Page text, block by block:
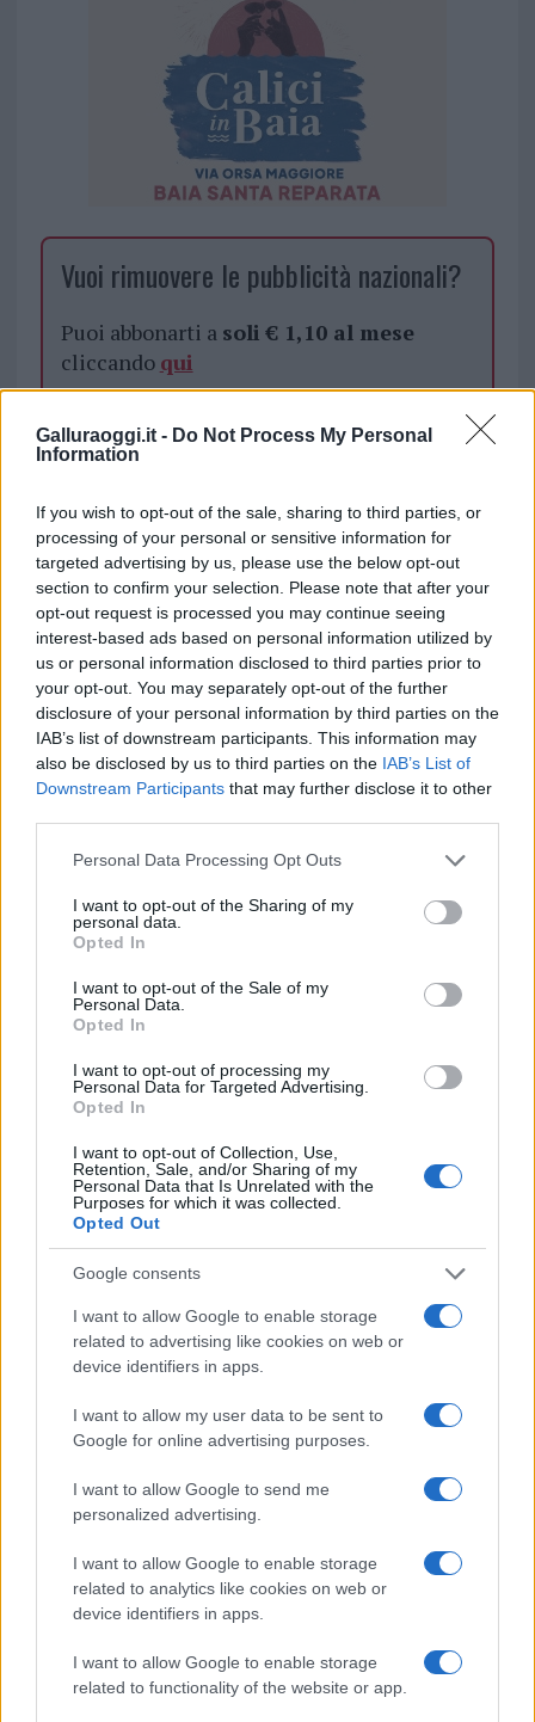
Galluraoggi.it - Do Not Process My Personal
Information
If you wish to opt-out of the sale, sharing to third parties, or
processing of your personal or sensitive information for
targeted advertising by us, please use the below opt-out
section to confirm your selection. Please note that after your
opt-out request is processed you may continue seeing
interest-based ads based on personal information utilized by
us or personal information disclosed to third parties prior to
your opt-out. You may separately opt-out of the further
disclosure of your personal information by third parties on the
IAB’s list of downstream participants. This information may
also be disclosed by us to third parties on the IAB’s List of
Downstream Participants that may further disclose it to other
Please note that this website/app uses one or more Google
not limited to your visit or usage behaviour. You may click to
grant or deny consent to Google and its third-party tags to
use your data for below specified purposes in below Google
consent section.
Personal Data Processing Opt Outs
I want to opt-out of the Sharing of my
personal data.
Opted In
I want to opt-out of the Sale of my
Personal Data.
Opted In
I want to opt-out of processing my
Personal Data for Targeted Advertising.
Opted In
I want to opt-out of Collection, Use,
Retention, Sale, and/or Sharing of my
Personal Data that Is Unrelated with the
Purposes for which it was collected.
Opted Out
Google consents
I want to allow Google to enable storage
related to advertising like cookies on web or
device identifiers in apps.
I want to allow my user data to be sent to
Google for online advertising purposes.
I want to allow Google to send me
personalized advertising.
I want to allow Google to enable storage
related to analytics like cookies on web or
device identifiers in apps.
I want to allow Google to enable storage
related to functionality of the website or app.
Vuoi rimuovere le pubblicità nazionali?
Puoi abbonarti a soli € 1,10 al mese
cliccando qui
Sei già abbonato?
sezioneLogindal menù del sito o
cliccandoqui
TEMI: Mr Rain
Nicoletta Orecchioni
Notizie Arzachena
Notizie in tempo reale?
Entra nel canale telegram di
GalluraOggi.it
Inviaci le tue segnalazioni,
i tuoi video e le tue foto
345 356 7512
daGoogle News
Condividi l'articolo
F
a
ce
b
o
o
k
T
w
it
te
r
Pi
n
te
re
st
W
h
at
s
A
p
p
S
a
re
Articolo precedente
Prossimo articolo
NOTIZIE RECENTI
Le previsioni meteo per il weekend a Olbia e in
Gallura